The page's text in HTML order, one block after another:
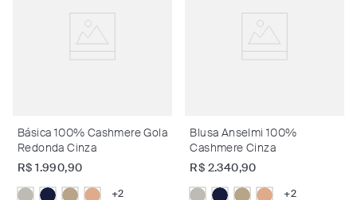
Básica 100% Cashmere Gola
Redonda Cinza
R$ 1 .990,90
+2
Blusa Anselmi 100%
Cashmere Cinza
R$ 2.340,90
+2